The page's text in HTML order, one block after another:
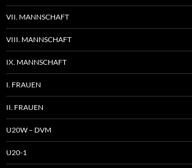
VII. MANNSCHAFT
VIII. MANNSCHAFT
IX. MANNSCHAFT
I. FRAUEN
II. FRAUEN
U20W – DVM
U20-1